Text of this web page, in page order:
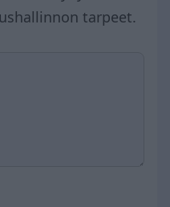
tarpeet.